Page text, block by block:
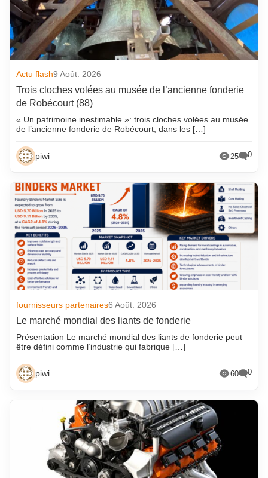
Actu flash9 Août. 2026
Trois cloches volées au musée de l’ancienne fonderie
de Robécourt (88)
« Un patrimoine inestimable »: trois cloches volées au musée
de l’ancienne fonderie de Robécourt, dans les […]
piwi 25 0
fournisseurs partenaires6 Août. 2026
Le marché mondial des liants de fonderie
Présentation Le marché mondial des liants de fonderie peut
être défini comme l’industrie qui fabrique […]
piwi 60 0